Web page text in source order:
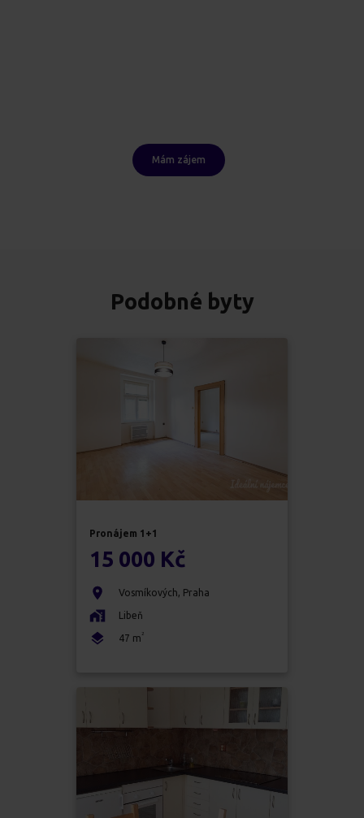
Mám zájem
Podobné byty
Pronájem 1+1
15 000 Kč
Vosmíkových, Praha
Libeň
47 m 2